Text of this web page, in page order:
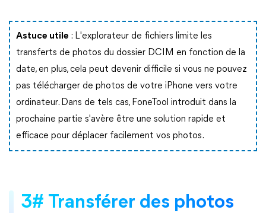
Astuce utile : L'explorateur de fichiers limite les
transferts de photos du dossier DCIM en fonction de la
date, en plus, cela peut devenir difficile si vous ne pouvez
pas télécharger de photos de votre iPhone vers votre
ordinateur. Dans de tels cas, FoneTool introduit dans la
prochaine partie s'avère être une solution rapide et
efficace pour déplacer facilement vos photos.
3# Transférer des photos